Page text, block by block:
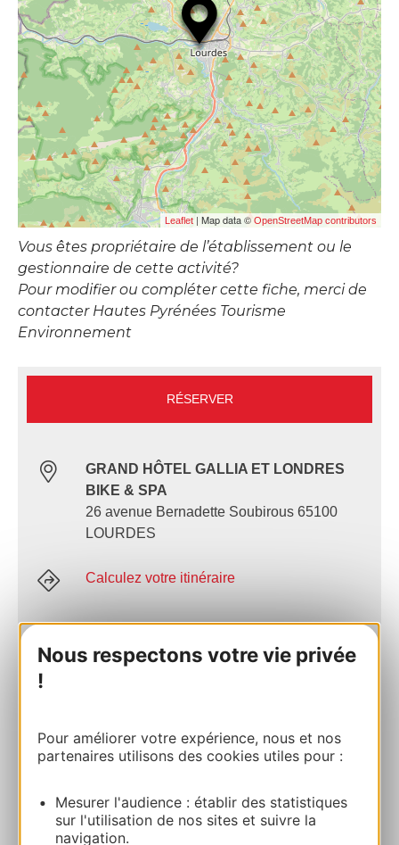
Nous respectons votre vie privée
!
Pour améliorer votre expérience, nous et nos
partenaires utilisons des cookies utiles pour :
Mesurer l'audience : établir des statistiques
sur l'utilisation de nos sites et suivre la
navigation.
Leaflet | Map data © OpenStreetMap contributors
Vous êtes propriétaire de l’établissement ou le
gestionnaire de cette activité?
Pour modifier ou compléter cette fiche, merci de
contacter Hautes Pyrénées Tourisme
Environnement
RÉSERVER
GRAND HÔTEL GALLIA ET LONDRES
BIKE & SPA
26 avenue Bernadette Soubirous 65100
LOURDES
Calculez votre itinéraire
Site internet
Facebook